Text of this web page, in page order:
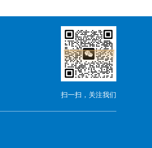
扫一扫，关注我们